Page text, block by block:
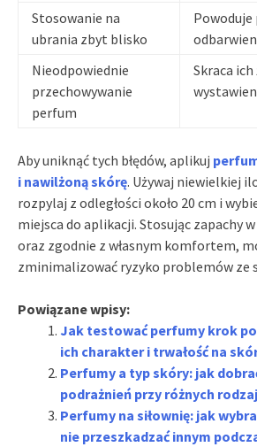
Stosowanie na
ubrania zbyt blisko
Powoduje
Nieodpowiednie
przechowywanie
perfum
Skraca
Aby uniknąć tych błędów, aplikuj
i nawilżoną skórę. Używaj niewielkiej
rozpylaj z odległości około 20 cm i
miejsca do aplikacji. Stosując zapachy
oraz zgodnie z własnym komfortem,
zminimalizować ryzyko problemów ze
Powiązane wpisy:
Jak testować perfumy krok
ich charakter i trwałość na
Perfumy a typ skóry: jak
podrażnień przy różnych
Perfumy na siłownię: jak
nie przeszkadzać innym